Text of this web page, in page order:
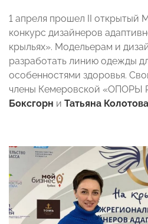
1 апреля прошел II открытый
конкурс дизайнеров
крыльях». Модельерам и
разработать линию одежды
особенностями здоровья.
члены Кемеровской
Боксгорн и Татьяна Колотова